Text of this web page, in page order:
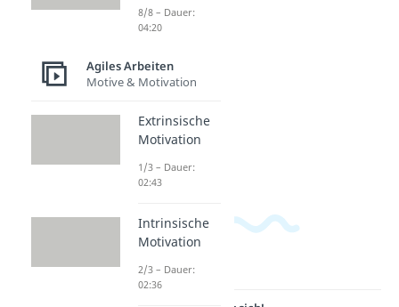
8/8 – Dauer:
04:20
Agiles Arbeiten
Motive & Motivation
Extrinsische
Motivation
1/3 – Dauer:
02:43
Intrinsische
Motivation
2/3 – Dauer:
02:36